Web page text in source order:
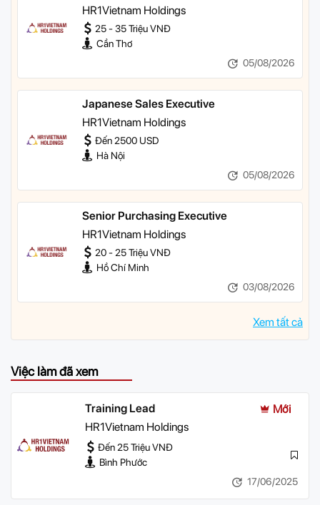
HR1Vietnam Holdings
25 - 35 Triệu VNĐ
Cần Thơ
05/08/2026
Japanese Sales Executive
HR1Vietnam Holdings
Đến 2500 USD
Hà Nội
05/08/2026
Senior Purchasing Executive
HR1Vietnam Holdings
20 - 25 Triệu VNĐ
Hồ Chí Minh
03/08/2026
Xem tất cả
Việc làm đã xem
Training Lead
Mới
HR1Vietnam Holdings
Đến 25 Triệu VNĐ
Bình Phước
17/06/2025